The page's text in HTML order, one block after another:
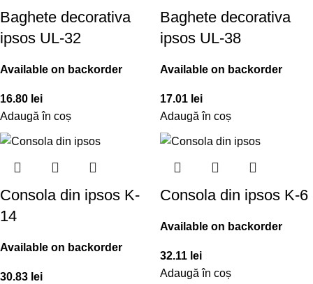
Baghete decorativa
ipsos UL-32
Available on backorder
16.80 lei
Adaugă în coș
Baghete decorativa
ipsos UL-38
Available on backorder
17.01 lei
Adaugă în coș
Consola din ipsos K-
14
Available on backorder
30.83 lei
Consola din ipsos K-6
Available on backorder
32.11 lei
Adaugă în coș